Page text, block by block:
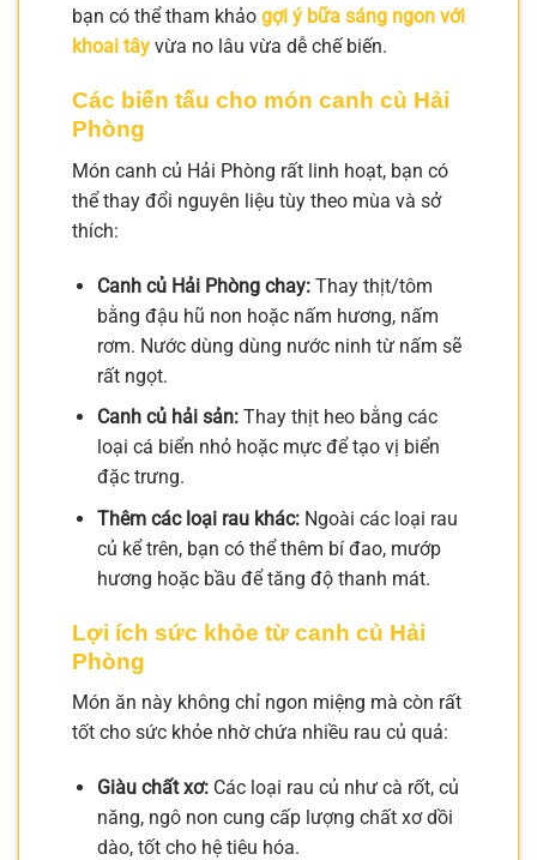
bạn có thể tham khảo gợi ý bữa sáng ngon với
khoai tây vừa no lâu vừa dễ chế biến.
Các biến tấu cho món canh củ Hải
Phòng
Món canh củ Hải Phòng rất linh hoạt, bạn có
thể thay đổi nguyên liệu tùy theo mùa và sở
thích:
Canh củ Hải Phòng chay:Thay thịt/tôm
bằng đậu hũ non hoặc nấm hương, nấm
rơm. Nước dùng dùng nước ninh từ nấm sẽ
rất ngọt.
Canh củ hải sản:Thay thịt heo bằng các
loại cá biển nhỏ hoặc mực để tạo vị biển
đặc trưng.
Thêm các loại rau khác:Ngoài các loại rau
củ kể trên, bạn có thể thêm bí đao, mướp
hương hoặc bầu để tăng độ thanh mát.
Lợi ích sức khỏe từ canh củ Hải
Phòng
Món ăn này không chỉ ngon miệng mà còn rất
tốt cho sức khỏe nhờ chứa nhiều rau củ quả:
Giàu chất xơ:Các loại rau củ như cà rốt, củ
năng, ngô non cung cấp lượng chất xơ dồi
dào, tốt cho hệ tiêu hóa.